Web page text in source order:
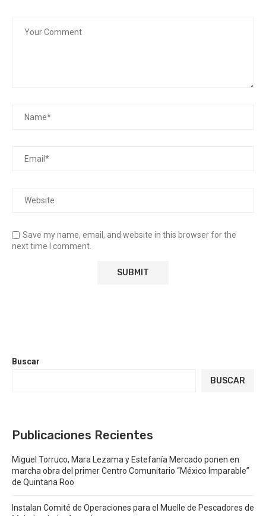
Save my name, email, and website in this browser for the
next time I comment.
Buscar
BUSCAR
Publicaciones Recientes
Miguel Torruco, Mara Lezama y Estefanía Mercado ponen en
marcha obra del primer Centro Comunitario “México Imparable”
de Quintana Roo
Instalan Comité de Operaciones para el Muelle de Pescadores de